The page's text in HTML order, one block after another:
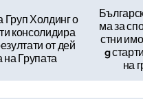
Холдинг о
консолидира
от дей
на Групата
ма за
стни
g
на